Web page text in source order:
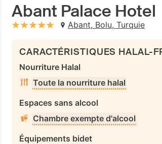
Abant Palace Hotel
stars: 5
Abant, Bolu, Turquie
CARACTÉRISTIQUES HALAL-
Nourriture Halal
Toute la nourriture halal
Espaces sans alcool
Chambre exempte d'alcool
Équipements bidet